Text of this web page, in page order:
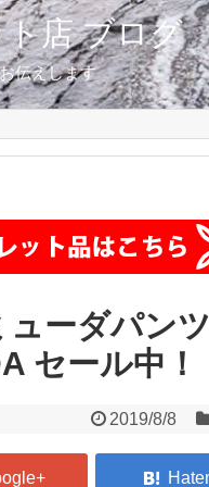
店 ブログ
伝えします
ーダパンツ
セール中！
2019/8/8